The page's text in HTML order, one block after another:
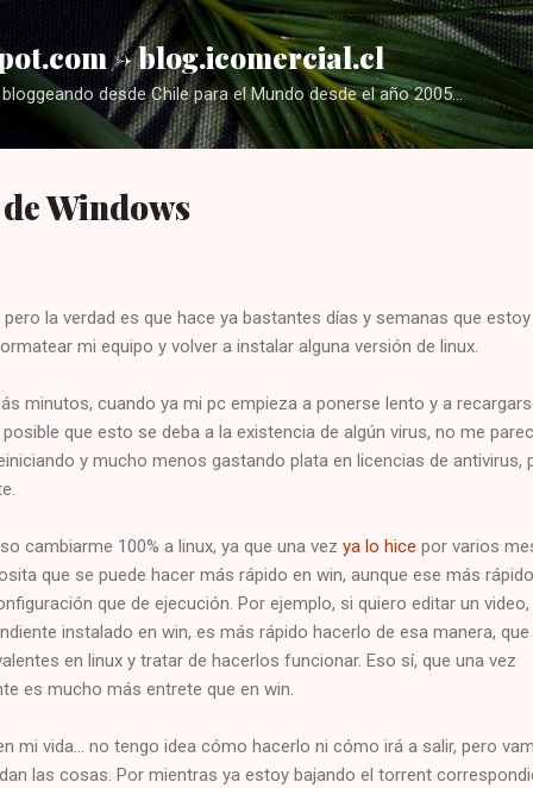
Ir al contenido principal
-> blog.icomercial.cl
desde Chile para el Mundo desde el año 2005...
Windows
pero la verdad es que hace ya bastantes días y semanas que
mi equipo y volver a instalar alguna versión de linux.
minutos, cuando ya mi pc empieza a ponerse lento y a
que esto se deba a la existencia de algún virus, no me
y mucho menos gastando plata en licencias de antivirus,
cambiarme 100% a linux, ya que una vez ya lo hice por varios
que se puede hacer más rápido en win, aunque ese más
que de ejecución. Por ejemplo, si quiero editar un video,
instalado en win, es más rápido hacerlo de esa manera, que
en linux y tratar de hacerlos funcionar. Eso sí, que una vez
es mucho más entrete que en win.
mi vida... no tengo idea cómo hacerlo ni cómo irá a salir, pero
las cosas. Por mientras ya estoy bajando el torrent